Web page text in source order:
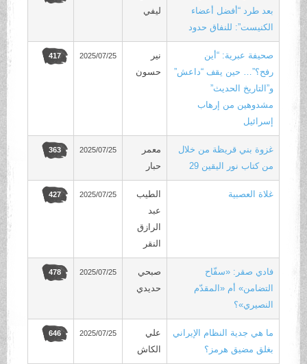
بعد طرد “أفضل أعضاء
الكنيست”: للنفاق حدود
ليفي
صحيفة عبرية: “أين
رفح؟”… حين يقف “داعش”
و”التاريخ الحديث”
مشدوهين من إرهاب
إسرائيل
حسون
2025/07/25
417
غزوة بني قريظة من خلال
من كتاب نور اليقين 29
معمر
حبار
2025/07/25
363
غلاة العصبية
الطيب
الرازق
النقر
2025/07/25
427
فادي صقر: «سفّاح
التضامن» أم «المقدّم
النصيري»؟
صبحي
حديدي
2025/07/25
478
ما هي جدية النظام الإيراني
بغلق مضيق هرمز؟
علي
الكاش
2025/07/25
646